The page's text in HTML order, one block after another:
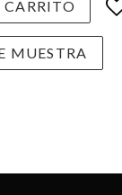
CARRITO
MUESTRA